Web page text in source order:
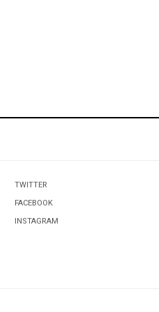
TWITTER
FACEBOOK
INSTAGRAM